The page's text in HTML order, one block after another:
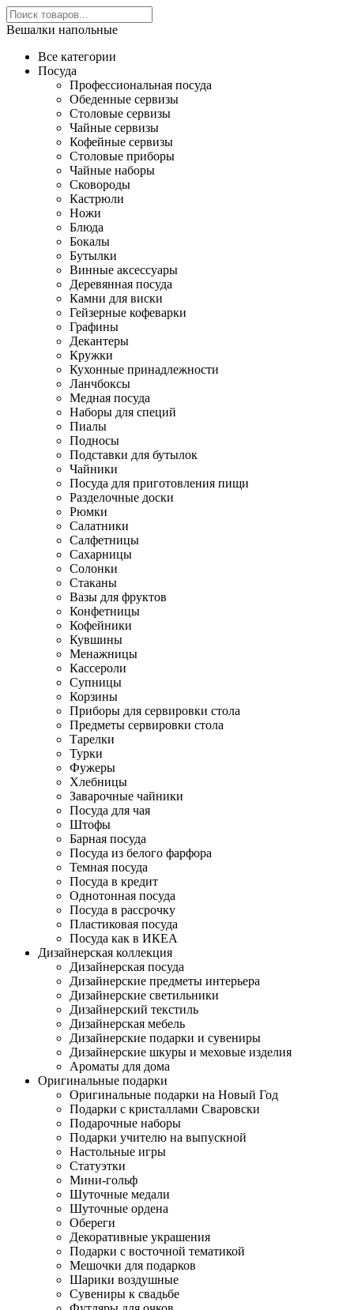
Вешалки напольные
Все категории
Посуда
Профессиональная посуда
Обеденные сервизы
Столовые сервизы
Чайные сервизы
Кофейные сервизы
Столовые приборы
Чайные наборы
Сковороды
Кастрюли
Ножи
Блюда
Бокалы
Бутылки
Винные аксессуары
Деревянная посуда
Камни для виски
Гейзерные кофеварки
Графины
Декантеры
Кружки
Кухонные принадлежности
Ланчбоксы
Медная посуда
Наборы для специй
Пиалы
Подносы
Подставки для бутылок
Чайники
Посуда для приготовления пищи
Разделочные доски
Рюмки
Салатники
Салфетницы
Сахарницы
Солонки
Стаканы
Вазы для фруктов
Конфетницы
Кофейники
Кувшины
Менажницы
Кассероли
Супницы
Корзины
Приборы для сервировки стола
Предметы сервировки стола
Тарелки
Турки
Фужеры
Хлебницы
Заварочные чайники
Посуда для чая
Штофы
Барная посуда
Посуда из белого фарфора
Темная посуда
Посуда в кредит
Однотонная посуда
Посуда в рассрочку
Пластиковая посуда
Посуда как в ИКЕА
Дизайнерская коллекция
Дизайнерская посуда
Дизайнерские предметы интерьера
Дизайнерские светильники
Дизайнерский текстиль
Дизайнерская мебель
Дизайнерские подарки и сувениры
Дизайнерские шкуры и меховые изделия
Ароматы для дома
Оригинальные подарки
Оригинальные подарки на Новый Год
Подарки с кристаллами Сваровски
Подарочные наборы
Подарки учителю на выпускной
Настольные игры
Статуэтки
Мини-гольф
Шуточные медали
Шуточные ордена
Обереги
Декоративные украшения
Подарки с восточной тематикой
Мешочки для подарков
Шарики воздушные
Сувениры к свадьбе